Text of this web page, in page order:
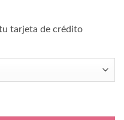
tarjeta de crédito
400 cantidad